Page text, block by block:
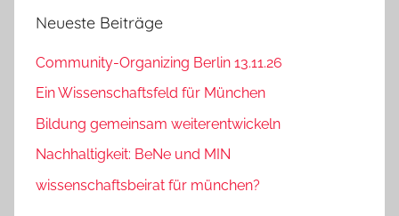
Neueste Beiträge
Community-Organizing Berlin 13.11.26
Ein Wissenschaftsfeld für München
Bildung gemeinsam weiterentwickeln
Nachhaltigkeit: BeNe und MIN
wissenschaftsbeirat für münchen?